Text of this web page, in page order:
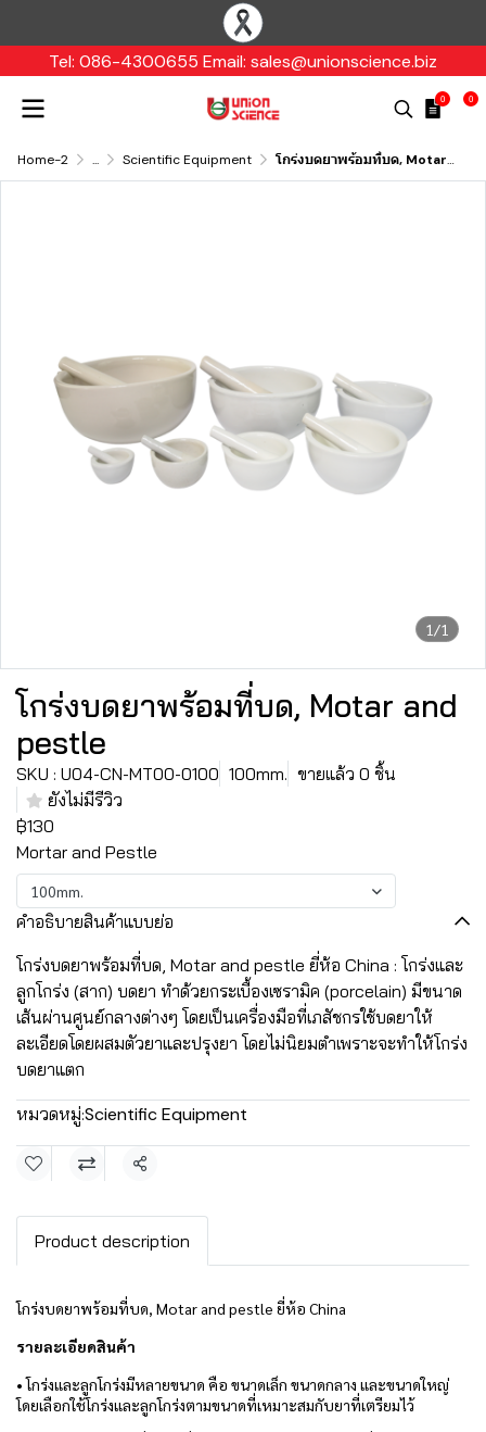
Tel: 086-4300655 Email: sales@unionscience.biz
0 0
Home-2 ... Scientific Equipment โกร่งบดยาพร้อมที่บด, Motar and pestle
1/1
โกร่งบดยาพร้อมที่บด, Motar and
pestle
SKU : U04-CN-MT00-0100 100mm. ขายแล้ว 0 ชิ้น
ยังไม่มีรีวิว
฿130
Mortar and Pestle
100mm.
คำอธิบายสินค้าแบบย่อ
โกร่งบดยาพร้อมที่บด, Motar and pestle ยี่ห้อ China : โกร่งและ
ลูกโกร่ง (สาก) บดยา ทำด้วยกระเบื้องเซรามิค (porcelain) มีขนาด
เส้นผ่านศูนย์กลางต่างๆ โดยเป็นเครื่องมือที่เภสัชกรใช้บดยาให้
ละเอียดโดยผสมตัวยาและปรุงยา โดยไม่นิยมตำเพราะจะทำให้โกร่ง
บดยาแตก
หมวดหมู่:Scientific Equipment
แชร์
Product description
โกร่งบดยาพร้อมที่บด, Motar and pestle ยี่ห้อ China
รายละเอียดสินค้า
• โกร่งและลูกโกร่งมีหลายขนาด คือ ขนาดเล็ก ขนาดกลาง และขนาดใหญ่
โดยเลือกใช้โกร่งและลูกโกร่งตามขนาดที่เหมาะสมกับยาที่เตรียมไว้